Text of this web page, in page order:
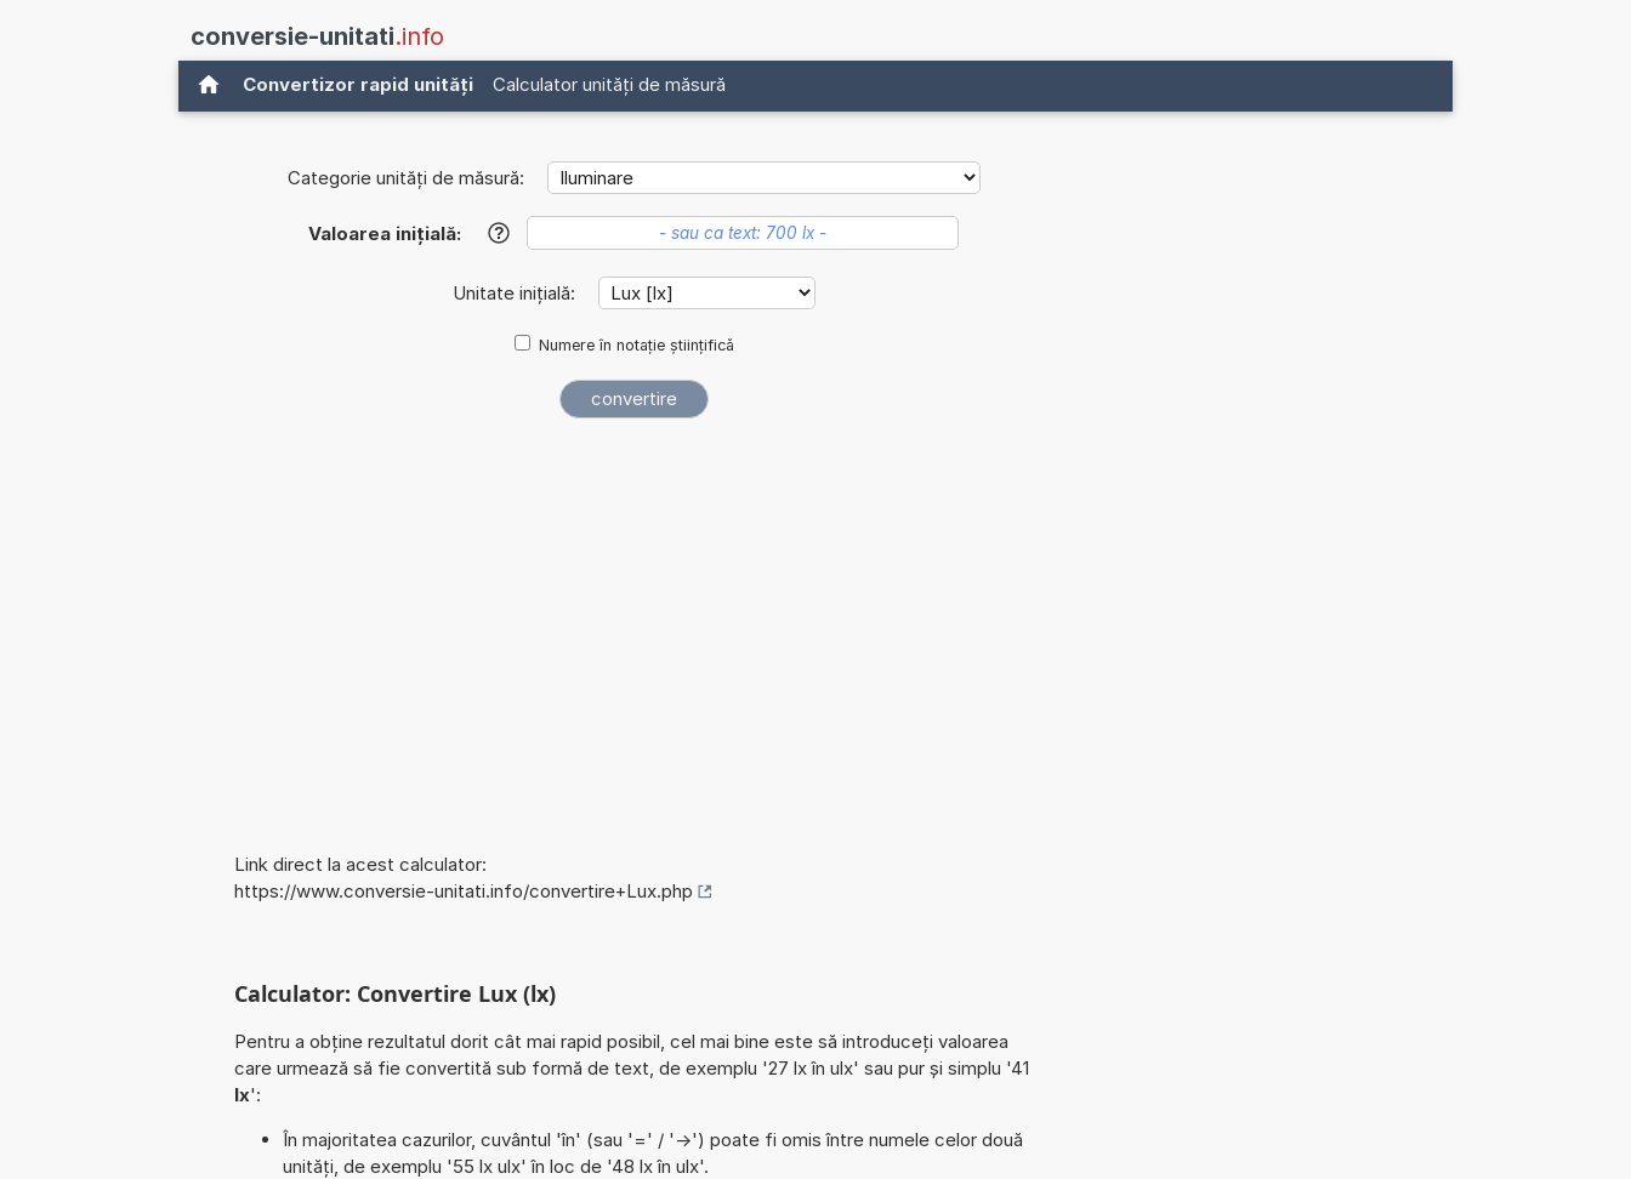
conversie-unitati.info
Convertizor rapid unități Calculator unități de măsură
Categorie unități de măsură:
Valoarea inițială: ?
Unitate inițială:
Numere în notație științifică
Link direct la acest calculator:
https://www.conversie-unitati.info/convertire+Lux.php
Calculator: Convertire Lux (lx)
Pentru a obține rezultatul dorit cât mai rapid posibil, cel mai bine este să introduceți valoarea
care urmează să fie convertită sub formă de text, de exemplu '27 lx în ulx' sau pur și simplu '41
lx':
În majoritatea cazurilor, cuvântul 'în' (sau '=' / '->') poate fi omis între numele celor două
unități, de exemplu '55 lx ulx' în loc de '48 lx în ulx'.